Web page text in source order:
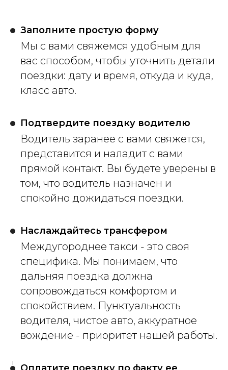
Заполните простую форму
Мы с вами свяжемся удобным для
вас способом, чтобы уточнить детали
поездки: дату и время, откуда и куда,
класс авто.
Подтвердите поездку водителю
Водитель заранее с вами свяжется,
представится и наладит с вами
прямой контакт. Вы будете уверены в
том, что водитель назначен и
спокойно дожидаться поездки.
Наслаждайтесь трансфером
Междугороднее такси - это своя
специфика. Мы понимаем, что
дальняя поездка должна
сопровождаться комфортом и
спокойствием. Пунктуальность
водителя, чистое авто, аккуратное
вождение - приоритет нашей работы.